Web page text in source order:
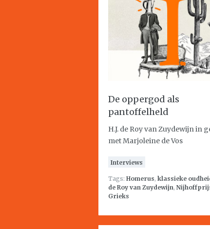
De oppergod als
pantoffelheld
H.J. de Roy van Zuydewijn in
met Marjoleine de Vos
Interviews
Tags: Homerus, klassieke
de Roy van Zuydewijn,
Grieks